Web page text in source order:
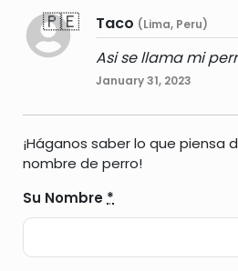
🇵🇪 Taco (Lima, Peru)
Asi se llama mi
January 31, 2023
¡Háganos saber lo que piensa
nombre de perro!
Su Nombre *